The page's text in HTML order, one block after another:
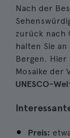
Nach der
zurück nach
halten Sie
Bergen. Hier
Mosaike der
UNESCO-
Preis: